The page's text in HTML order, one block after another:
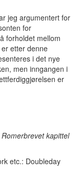
jeg argumentert for
for
forholdet mellom
etter denne
i det nye
men inngangen i
er
kapittel
etc.: Doubleday